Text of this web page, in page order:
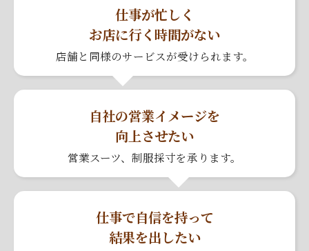
仕事が忙しく
お店に行く時間がない
店舗と同様のサービスが受けられます。
自社の営業イメージを
向上させたい
営業スーツ、制服採寸を承ります。
仕事で自信を持って
結果を出したい